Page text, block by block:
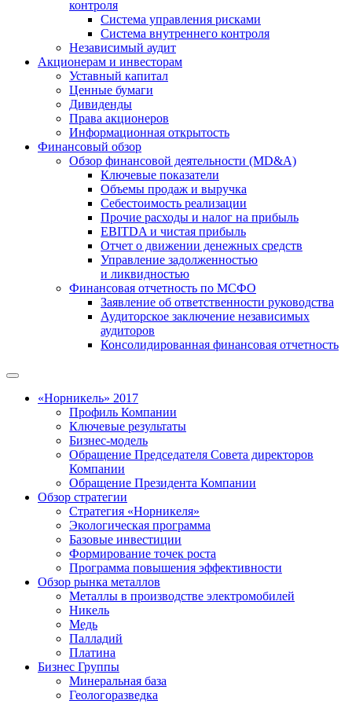
контроля
Система управления рисками
Система внутреннего контроля
Независимый аудит
Акционерам и инвесторам
Уставный капитал
Ценные бумаги
Дивиденды
Права акционеров
Информационная открытость
Финансовый обзор
Обзор финансовой деятельности (MD&A)
Ключевые показатели
Объемы продаж и выручка
Себестоимость реализации
Прочие расходы и налог на прибыль
EBITDA и чистая прибыль
Отчет о движении денежных средств
Управление задолженностью
и ликвидностью
Финансовая отчетность по МСФО
Заявление об ответственности руководства
Аудиторское заключение независимых
аудиторов
Консолидированная финансовая отчетность
«Норникель» 2017
Профиль Компании
Ключевые результаты
Бизнес-модель
Обращение Председателя Совета директоров
Компании
Обращение Президента Компании
Обзор стратегии
Стратегия «Норникеля»
Экологическая программа
Базовые инвестиции
Формирование точек роста
Программа повышения эффективности
Обзор рынка металлов
Металлы в производстве электромобилей
Никель
Медь
Палладий
Платина
Бизнес Группы
Минеральная база
Геологоразведка